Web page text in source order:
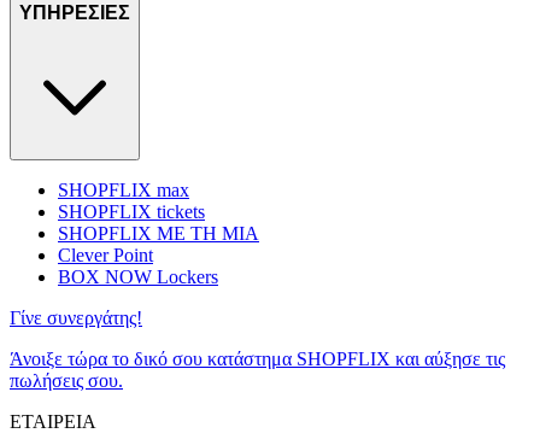
ΥΠΗΡΕΣΙΕΣ
SHOPFLIX max
SHOPFLIX tickets
SHOPFLIX ΜΕ ΤΗ ΜΙΑ
Clever Point
BOX NOW Lockers
Γίνε συνεργάτης!
Άνοιξε τώρα το δικό σου κατάστημα SHOPFLIX και αύξησε τις
πωλήσεις σου.
ΕΤΑΙΡΕΙΑ